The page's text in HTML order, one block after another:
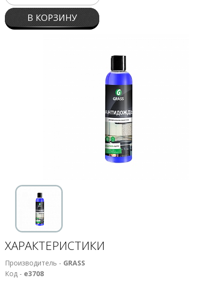
В КОРЗИНУ
ХАРАКТЕРИСТИКИ
Производитель - GRASS
Код - е3708